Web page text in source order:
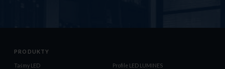
PRODUKTY
Taśmy LED Profile LED LUMINES